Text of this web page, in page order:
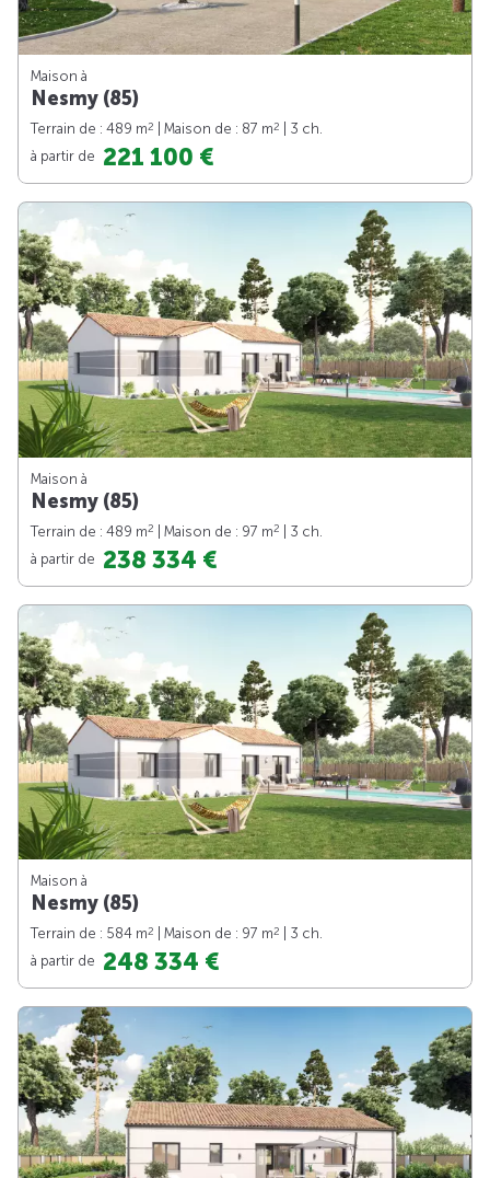
Maison à
Nesmy (85)
Terrain de : 489 m2 | Maison de : 87 m2
| 3 ch.
à partir de 221 100 €
Maison à
Nesmy (85)
Terrain de : 489 m2 | Maison de : 97 m2
| 3 ch.
à partir de 238 334 €
Maison à
Nesmy (85)
Terrain de : 584 m2 | Maison de : 97 m2
| 3 ch.
à partir de 248 334 €